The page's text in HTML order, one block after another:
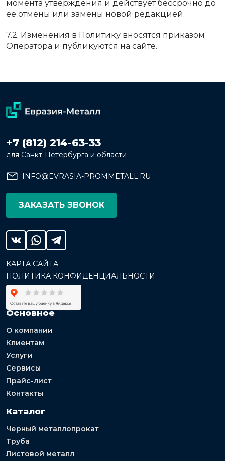
момента утверждения и действует бессрочно до
ее отмены или замены новой редакцией.
7.2. Изменения в Политику вносятся приказом
Оператора и публикуются на сайте.
+7 (812) 214-63-33
для Санкт-Петербурга и области
INFO@EVRASIA-PROMMETALL.RU
ЗАКАЗАТЬ ЗВОНОК
КАРТА САЙТА
ПОЛИТИКА КОНФИДЕНЦИАЛЬНОСТИ
Основное
О компании
Клиентам
Услуги
Сервисы
Прайс-лист
Контакты
Каталог
Черный металлопрокат
Труба
Листовой металл